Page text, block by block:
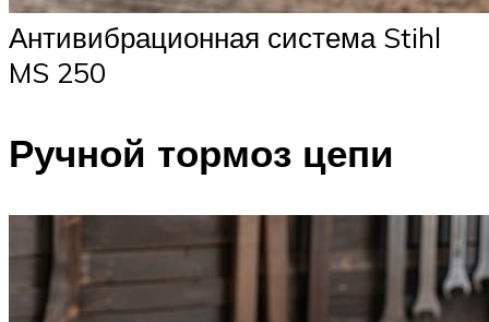
Антивибрационная система Stihl
MS 250
Ручной тормоз цепи